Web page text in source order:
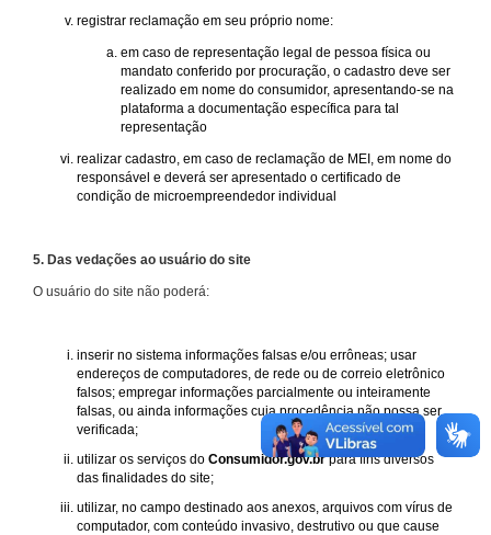
registrar reclamação em seu próprio nome:
em caso de representação legal de pessoa física ou
mandato conferido por procuração, o cadastro deve ser
realizado em nome do consumidor, apresentando-se na
plataforma a documentação específica para tal
representação
realizar cadastro, em caso de reclamação de MEI, em nome do
responsável e deverá ser apresentado o certificado de
condição de microempreendedor individual
5. Das vedações ao usuário do site
O usuário do site não poderá:
inserir no sistema informações falsas e/ou errôneas; usar
endereços de computadores, de rede ou de correio eletrônico
falsos; empregar informações parcialmente ou inteiramente
falsas, ou ainda informações cuja procedência não possa ser
verificada;
utilizar os serviços do Consumidor.gov.brpara fins diversos
das finalidades do site;
utilizar, no campo destinado aos anexos, arquivos com vírus de
computador, com conteúdo invasivo, destrutivo ou que cause